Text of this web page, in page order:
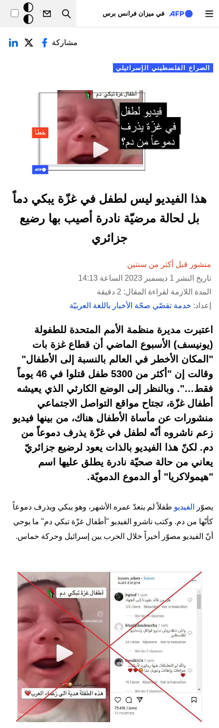
في ميزان فرانس برس
Search
خلفيّة
داكنة
التبويبات الأساسية
الصراع الفلسطيني الإسرائيلي
مشاركة
هذا الفيديو ليس لطفل في غزّة يبكي دماً
بل لحالة مرضيّة نادرة أصيب بها رضيع
جزائري
منشور قبل أكثر من سنتين
تاريخ النشر 1 ديسمبر 2023 الساعة 14:13
المدة اللازمة لقراءة المقال: 2 دقيقة
إعداد: خدمة تقصّي صحّة الأخبار باللغة العربيّة
اعتبرت مديرة منظمة الأمم المتحدة للطفولة
(يونيسف) الأسبوع الماضي أن قطاع غزة بات
"المكان الأخطر في العالم بالنسبة إلى الأطفال"
وقالت إن "أكثر من 5300 طفل قتلوا في 46 يوماً
فقط…". وبالنظر إلى الوضع الكارثي الذي يعيشه
أطفال غزّة، تجتاح مواقع التواصل الاجتماعي
منشورات عن مأساة الأطفال هناك، من بينها فيديو
زعم ناشروه أنّه لطفل في غزّة يذرف دموعاً من
دم. لكنّ هذا الفيديو بالذات يعود لرضيع جزائريّ
يعاني من حالة صحيّة نادرة يطلق عليها اسم
"هيمولاكريا" أو الدموع الدمويّة.
يصوّر الفيديو طفلاً لم يتعدّ عمره الأشهر، وهو يبكي ويذرف دموعاً
كأنّها من دم. وكتب ناشرو الفيديو "أطفال غزّة تبكي دم" ما يوحي
أنّ الفيديو مصوّر أخيراً خلال الحرب بين إسرائيل وحركة حماس.
Image